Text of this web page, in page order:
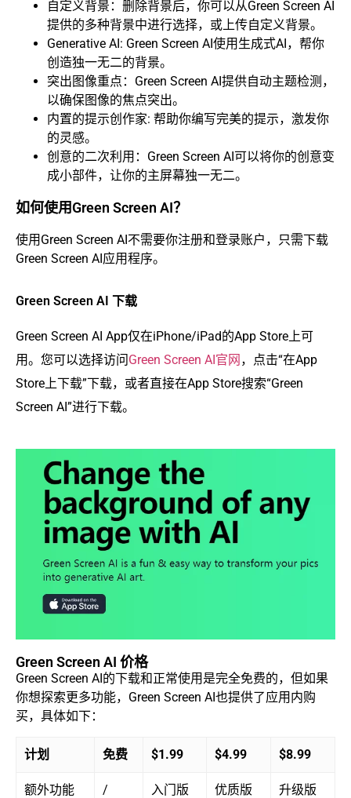
自定义背景：删除背景后，你可以从Green Screen AI
提供的多种背景中进行选择，或上传自定义背景。
Generative AI: Green Screen AI使用生成式AI，帮你
创造独一无二的背景。
突出图像重点：Green Screen AI提供自动主题检测，
以确保图像的焦点突出。
内置的提示创作家: 帮助你编写完美的提示，激发你
的灵感。
创意的二次利用：Green Screen AI可以将你的创意变
成小部件，让你的主屏幕独一无二。
如何使用Green Screen AI？
使用Green Screen AI不需要你注册和登录账户，只需下载
Green Screen AI应用程序。
Green Screen AI 下载
Green Screen AI App仅在iPhone/iPad的App Store上可
用。您可以选择访问Green Screen AI官网 ，点击“在App
Store上下载”下载，或者直接在App Store搜索“Green
Screen AI”进行下载。
Green Screen AI 价格
Green Screen AI的下载和正常使用是完全免费的，但如果
你想探索更多功能，Green Screen AI也提供了应用内购
买，具体如下：
计划 免费 $1.99 $4.99 $8.99
额外功能 / 入门版 优质版 升级版